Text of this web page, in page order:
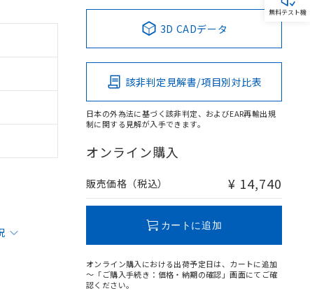
3D CADデータ
該非判定見解書/項目別対比表
日本の外為法に基づく該非判定、およびEAR再輸出規
制に関する見解が入手できます。
オンライン購入
販売価格（税込） ¥ 14,740
カートに追加
オンライン購入における出荷予定日は、カートに追加
～「ご購入手続き：価格・納期の確認」画面にてご確
認ください。
無料テスト機